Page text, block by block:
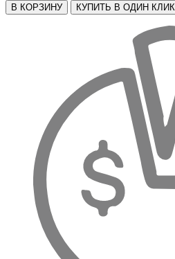
В КОРЗИНУ КУПИТЬ В ОДИН КЛИК